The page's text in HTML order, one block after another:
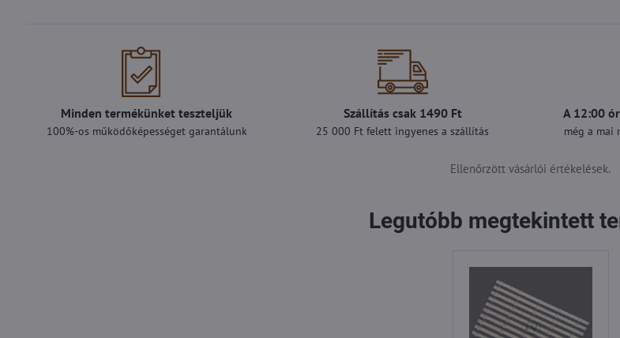
Minden termékünket teszteljük
100%-os működőképességet garantálunk
Szállítás csak 1490 Ft
25 000 Ft felett ingyenes a szállítás
A 12:00
még a mai
Ellenőrzött vásárlói értékelések.
Legutóbb megtekintett